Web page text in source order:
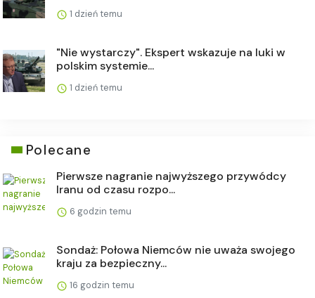
1 dzień temu
"Nie wystarczy". Ekspert wskazuje na luki w
polskim systemie...
1 dzień temu
Polecane
Pierwsze nagranie najwyższego przywódcy
Iranu od czasu rozpo...
6 godzin temu
Sondaż: Połowa Niemców nie uważa swojego
kraju za bezpieczny...
16 godzin temu